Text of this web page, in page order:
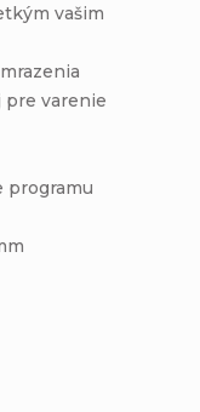
vašim
pre varenie
programu